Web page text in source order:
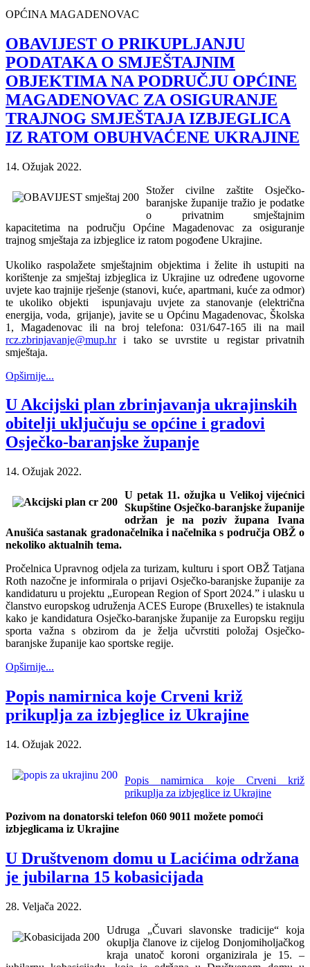
OPĆINA MAGADENOVAC
OBAVIJEST O PRIKUPLJANJU
PODATAKA O SMJEŠTAJNIM
OBJEKTIMA NA PODRUČJU OPĆINE
MAGADENOVAC ZA OSIGURANJE
TRAJNOG SMJEŠTAJA IZBJEGLICA
IZ RATOM OBUHVAĆENE UKRAJINE
14. Ožujak 2022.
Stožer civilne zaštite Osječko-
baranjske županije tražio je podatke
o privatnim smještajnim
kapacitetima na području Općine Magadenovac za osiguranje
trajnog smještaja za izbjeglice iz ratom pogođene Ukrajine.
Ukoliko raspolažete smještajnim objektima i želite ih ustupiti na
korištenje za smještaj izbjeglica iz Ukrajine uz određene ugovorne
uvjete kao trajnije rješenje (stanovi, kuće, apartmani, kuće za odmor)
te ukoliko objekti ispunjavaju uvjete za stanovanje (električna
energija, voda, grijanje), javite se u Općinu Magadenovac, Školska
1, Magadenovac ili na broj telefona: 031/647-165 ili na mail
rcz.zbrinjavanje@mup.hri tako se uvrstite u registar privatnih
smještaja.
Opširnije...
U Akcijski plan zbrinjavanja ukrajinskih
obitelji uključuju se općine i gradovi
Osječko-baranjske županje
14. Ožujak 2022.
U petak 11. ožujka u Velikoj vijećnici
Skupštine Osječko-baranjske županije
održan je na poziv župana Ivana
Anušića sastanak gradonačelnika i načelnika s područja OBŽ o
nekoliko aktualnih tema.
Pročelnica Upravnog odjela za turizam, kulturu i sport OBŽ Tatjana
Roth nazočne je informirala o prijavi Osječko-baranjske županije za
kandidaturu u projektu „European Region of Sport 2024.” i ulasku u
članstvo europskog udruženja ACES Europe (Bruxelles) te istaknula
kako je kandidatura Osječko-baranjske županije za Europsku regiju
sporta važna s obzirom da je želja učvrstiti položaj Osječko-
baranjske županije kao sportske regije.
Opširnije...
Popis namirnica koje Crveni križ
prikuplja za izbjeglice iz Ukrajine
14. Ožujak 2022.
Popis namirnica koje Crveni križ
prikuplja za izbjeglice iz Ukrajine
Pozivom na donatorski telefon 060 9011 možete pomoći
izbjeglicama iz Ukrajine
U Društvenom domu u Lacićima održana
je jubilarna 15 kobasicijada
28. Veljača 2022.
Udruga „Čuvari slavonske tradicije“ koja
okuplja članove iz cijelog Donjomiholjačkog
kraja unatoč koroni organizirala je 15. –